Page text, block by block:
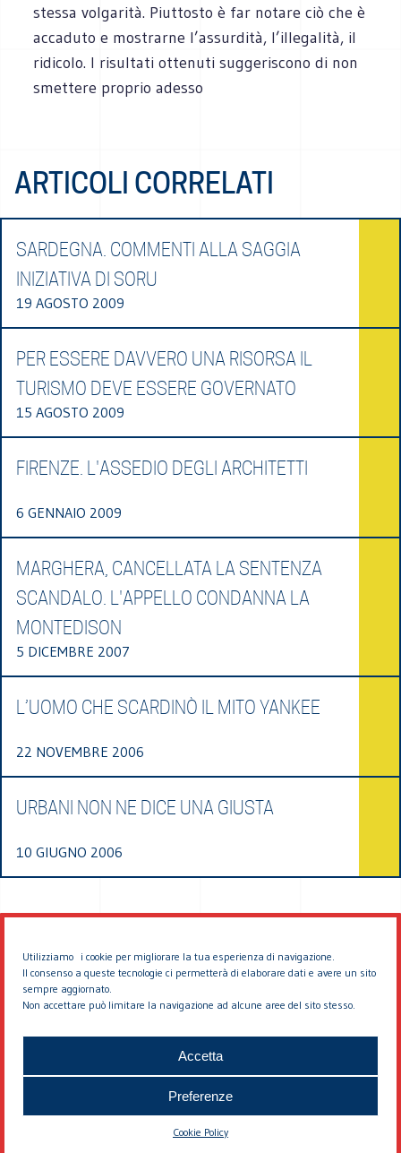
Utilizziamo i cookie per migliorare la tua esperienza di navigazione.
Il consenso a queste tecnologie ci permetterà di elaborare dati e avere un sito
sempre aggiornato.
Non accettare può limitare la navigazione ad alcune aree del sito stesso.
Accetta
Preferenze
Cookie Policy
stessa volgarità. Piuttosto è far notare ciò che è
accaduto e mostrarne l’assurdità, l’illegalità, il
ridicolo. I risultati ottenuti suggeriscono di non
smettere proprio adesso
ARTICOLI CORRELATI
SARDEGNA. COMMENTI ALLA SAGGIA
INIZIATIVA DI SORU
19 AGOSTO 2009
PER ESSERE DAVVERO UNA RISORSA IL
TURISMO DEVE ESSERE GOVERNATO
15 AGOSTO 2009
FIRENZE. L'ASSEDIO DEGLI ARCHITETTI
6 GENNAIO 2009
MARGHERA, CANCELLATA LA SENTENZA
SCANDALO. L'APPELLO CONDANNA LA
MONTEDISON
5 DICEMBRE 2007
L’UOMO CHE SCARDINÒ IL MITO YANKEE
22 NOVEMBRE 2006
URBANI NON NE DICE UNA GIUSTA
10 GIUGNO 2006
© 2026 EDDYBURG